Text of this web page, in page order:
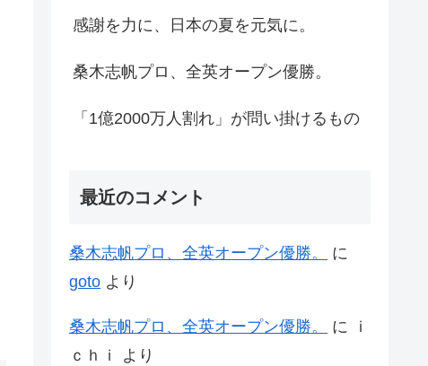
感謝を力に、日本の夏を元気に。
桑木志帆プロ、全英オープン優勝。
「1億2000万人割れ」が問い掛けるもの
最近のコメント
桑木志帆プロ、全英オープン優勝。
に
goto より
桑木志帆プロ、全英オープン優勝。 に
ｉ
ｃｈｉ
より